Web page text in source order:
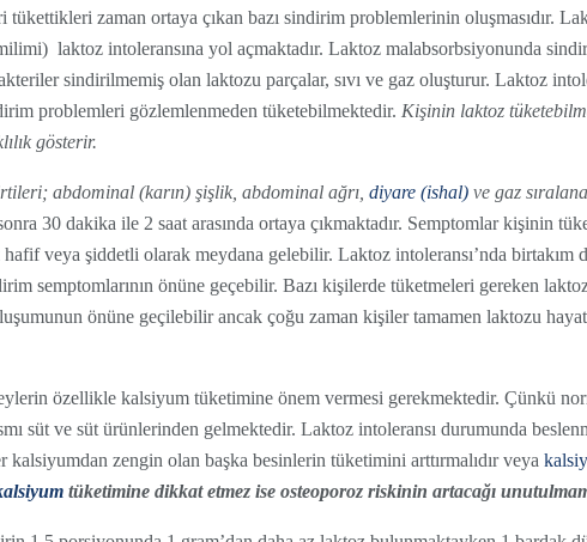
tükettikleri zaman ortaya çıkan bazı sindirim problemlerinin oluşmasıdır.
laktoz intoleransına yol açmaktadır. Laktoz malabsorbsiyonunda
sindirilmemiş olan laktozu parçalar, sıvı ve gaz oluşturur. Laktoz
problemleri gözlemlenmeden tüketebilmektedir. Kişinin laktoz
gösterir.
abdominal (karın) şişlik, abdominal ağrı, diyare (ishal) ve gaz
30 dakika ile 2 saat arasında ortaya çıkmaktadır. Semptomlar kişinin
hafif veya şiddetli olarak meydana gelebilir. Laktoz intoleransı’nda birtakım
semptomlarının önüne geçebilir. Bazı kişilerde tüketmeleri gereken
önüne geçilebilir ancak çoğu zaman kişiler tamamen laktozu
özellikle kalsiyum tüketimine önem vermesi gerekmektedir. Çünkü
süt ve süt ürünlerinden gelmektedir. Laktoz intoleransı durumunda
kalsiyumdan zengin olan başka besinlerin tüketimini arttırmalıdır veya
tüketimine dikkat etmez ise osteoporoz riskinin artacağı